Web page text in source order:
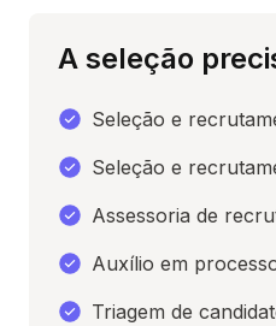
A seleção
Seleção e
Seleção e
Assessoria de
Auxílio em
Triagem de